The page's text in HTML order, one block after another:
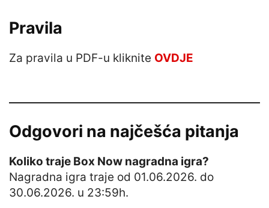
Pravila
Za pravila u PDF-u kliknite OVDJE
Odgovori na najčešća pitanja
Koliko traje Box Now nagradna igra?
Nagradna igra traje od 01.06.2026. do
30.06.2026. u 23:59h.